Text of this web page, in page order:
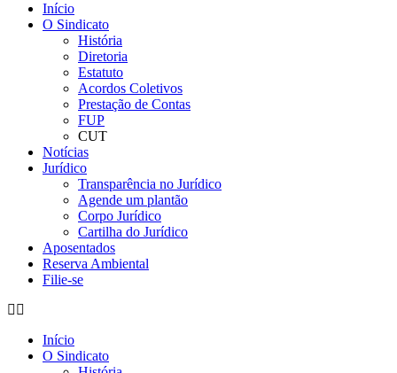
Início
O Sindicato
História
Diretoria
Estatuto
Acordos Coletivos
Prestação de Contas
FUP
CUT
Notícias
Jurídico
Transparência no Jurídico
Agende um plantão
Corpo Jurídico
Cartilha do Jurídico
Aposentados
Reserva Ambiental
Filie-se
Início
O Sindicato